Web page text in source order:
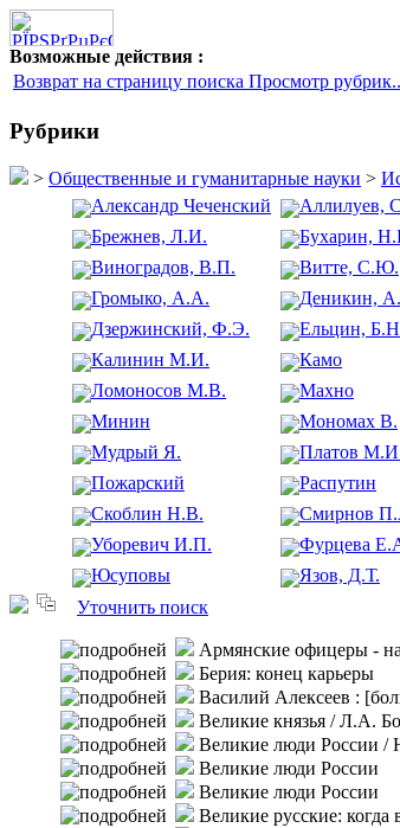
Возможные действия :
Возврат на страницу поиска Просмотр
Рубрики
> Общественные и гуманитарные науки >
Александр Чеченский
Аллилуев,
Брежнев, Л.И.
Бухарин,
Виноградов, В.П.
Витте, С.Ю.
Громыко, А.А.
Деникин,
Дзержинский, Ф.Э.
Ельцин,
Калинин М.И.
Камо
Ломоносов М.В.
Махно
Минин
Мономах В.
Мудрый Я.
Платов
Пожарский
Распутин
Скоблин Н.В.
Смирнов
Уборевич И.П.
Фурцева
Юсуповы
Язов, Д.Т.
Уточнить поиск
Армянские офицеры -
Берия: конец карьеры
Василий Алексеев :
Великие князья / Л.А.
Великие люди России /
Великие люди России
Великие люди России
Великие русские: